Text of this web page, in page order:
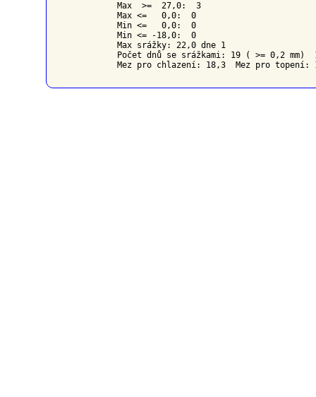
Max  >=  27,0:  3
Max <=   0,0:  0
Min <=   0,0:  0
Min <= -18,0:  0
Max srážky: 22,0 dne 1
Počet dnů se srážkami: 19 ( >= 0,2 mm)